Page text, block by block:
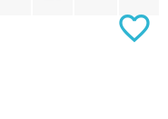
favorite_border